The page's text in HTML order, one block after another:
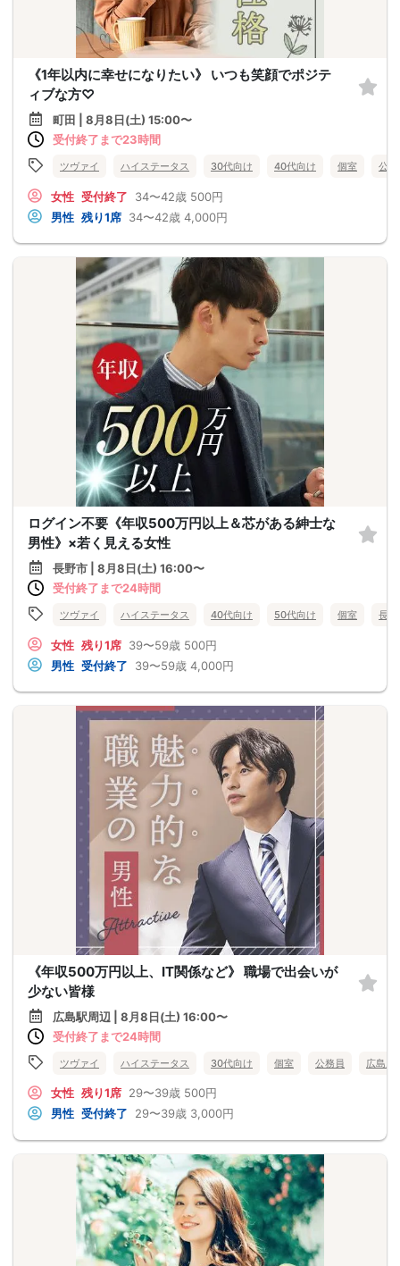
《1年以内に幸せになりたい》 いつも笑顔でポジテ
ィブな方♡
町田 | 8月8日(土) 15:00〜
受付終了まで23時間
ツヴァイ ハイステータス 30代向け 40代向け 個室 公
女性 受付終了 34〜42歳 500円
男性 残り1席 34〜42歳 4,000円
ログイン不要《年収500万円以上＆芯がある紳士な
男性》×若く見える女性
長野市 | 8月8日(土) 16:00〜
受付終了まで24時間
ツヴァイ ハイステータス 40代向け 50代向け 個室 長
女性 残り1席 39〜59歳 500円
男性 受付終了 39〜59歳 4,000円
《年収500万円以上、IT関係など》 職場で出会いが
少ない皆様
広島駅周辺 | 8月8日(土) 16:00〜
受付終了まで24時間
ツヴァイ ハイステータス 30代向け 個室 公務員 広島県
女性 残り1席 29〜39歳 500円
男性 受付終了 29〜39歳 3,000円